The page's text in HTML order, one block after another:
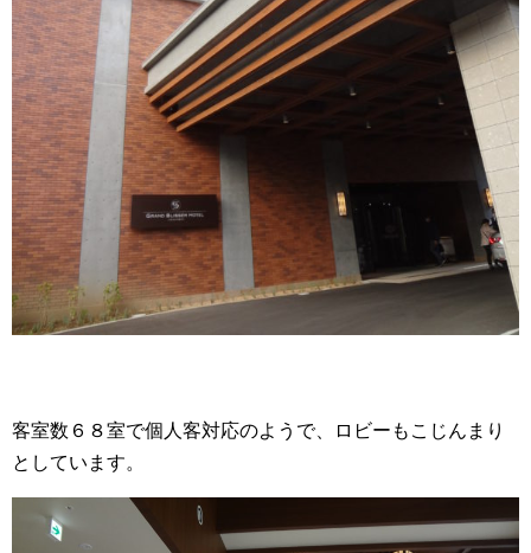
客室数６８室で個人客対応のようで、ロビーもこじんまり
としています。